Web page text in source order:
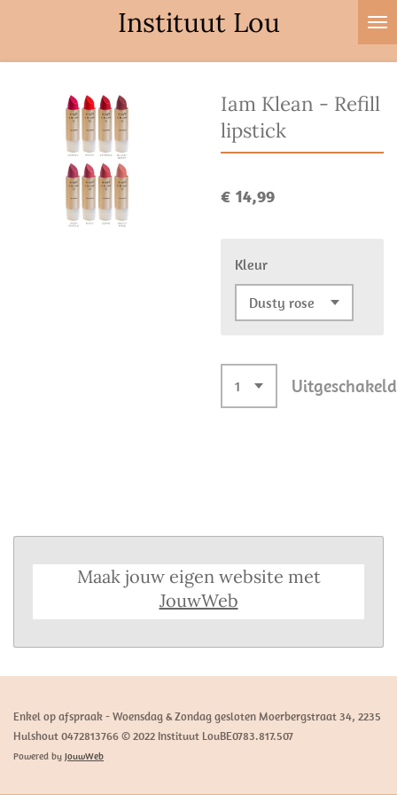
hoofdinhoud
Instituut Lou
Iam Klean - Refill
lipstick
€ 14,99
Kleur
Uitgeschakeld
Maak jouw eigen website met
JouwWeb
Enkel op afspraak - Woensdag & Zondag gesloten Moerbergstraat 34, 2235
Hulshout 0472813766 © 2022 Instituut LouBE0783.817.507
Powered by JouwWeb